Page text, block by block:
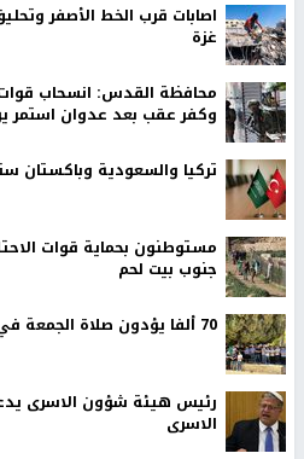
اصابات قرب الخط الأصفر
غزة
محافظة القدس: انسحاب قوات
وكفر عقب بعد عدوان استمر
تركيا والسعودية وباكستان
مستوطنون بحماية قوات
جنوب بيت لحم
70 ألفا يؤدون صلاة الجمعة في المسجد الأقصى
رئيس هيئة شؤون الاسرى
الاسرى